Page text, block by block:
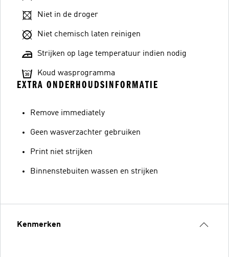
Niet in de droger
Niet chemisch laten reinigen
Strijken op lage temperatuur indien nodig
Koud wasprogramma
EXTRA ONDERHOUDSINFORMATIE
Remove immediately
Geen wasverzachter gebruiken
Print niet strijken
Binnenstebuiten wassen en strijken
Kenmerken